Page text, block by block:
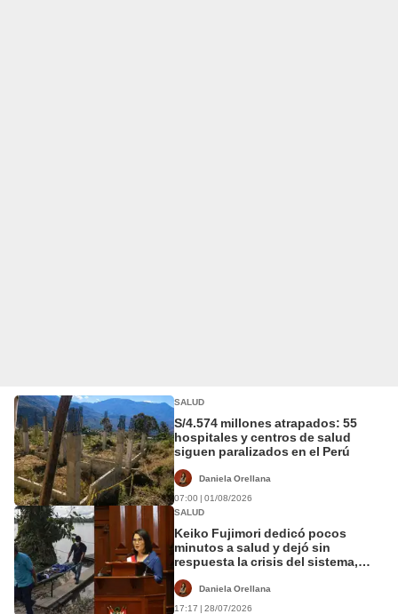
SALUD
S/4.574 millones atrapados: 55
hospitales y centros de salud
siguen paralizados en el Perú
Daniela Orellana
07:00 | 01/08/2026
SALUD
Keiko Fujimori dedicó pocos
minutos a salud y dejó sin
respuesta la crisis del sistema,
Daniela Orellana
17:17 | 28/07/2026